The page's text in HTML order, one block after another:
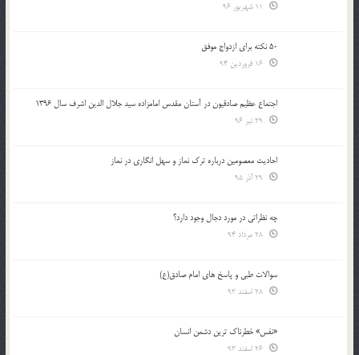
50 نکته برای ازدواج موفق
اجتماع عظیم صادقیون در آستان مقدس امامزاده سید جلال الدین اشرف سال 1396
احادیث معصومین درباره ترک نماز و سهل انگاری در نماز
چه نظراتی در مورد دجال وجود دارد؟
سوالات طبی و پاسخ های امام صادق(ع)
«نفس» خطرناک ترین دشمن انسان